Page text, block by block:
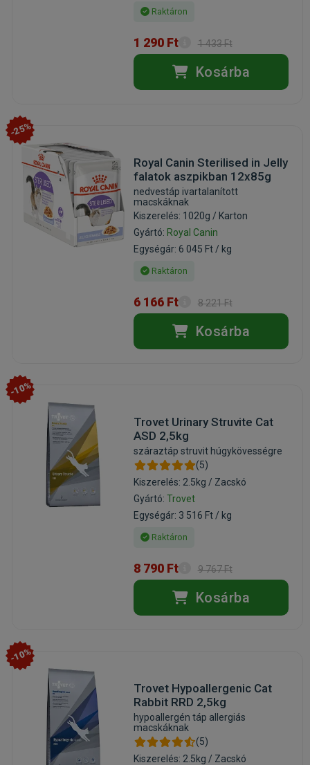
Raktáron
1 290 Ft 1 433 Ft
Kosárba
-25%
Royal Canin Sterilised in Jelly
falatok aszpikban 12x85g
nedvestáp ivartalanított
macskáknak
Kiszerelés: 1020g / Karton
Gyártó: Royal Canin
Egységár: 6 045 Ft / kg
Raktáron
6 166 Ft 8 221 Ft
Kosárba
-10%
Trovet Urinary Struvite Cat
ASD 2,5kg
száraztáp struvit húgykövességre
(5)
Kiszerelés: 2.5kg / Zacskó
Gyártó: Trovet
Egységár: 3 516 Ft / kg
Raktáron
8 790 Ft 9 767 Ft
Kosárba
-10%
Trovet Hypoallergenic Cat
Rabbit RRD 2,5kg
hypoallergén táp allergiás
macskáknak
(5)
Kiszerelés: 2.5kg / Zacskó